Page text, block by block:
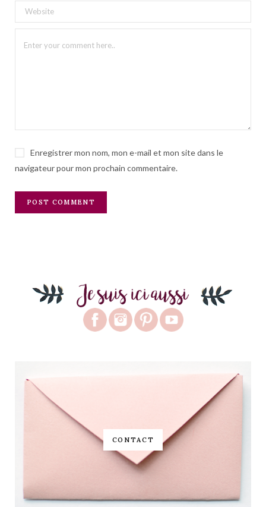
Enregistrer mon nom, mon e-mail et mon site dans le
navigateur pour mon prochain commentaire.
CONTACT